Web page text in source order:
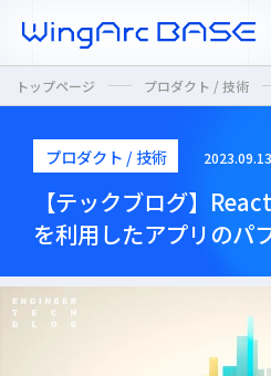
All
インタビュー
カルチャー / 人
トップページ プロダクト / 技術
プロダクト / 技術 2023.09.13
【テックブログ】
を利用したアプリのパ